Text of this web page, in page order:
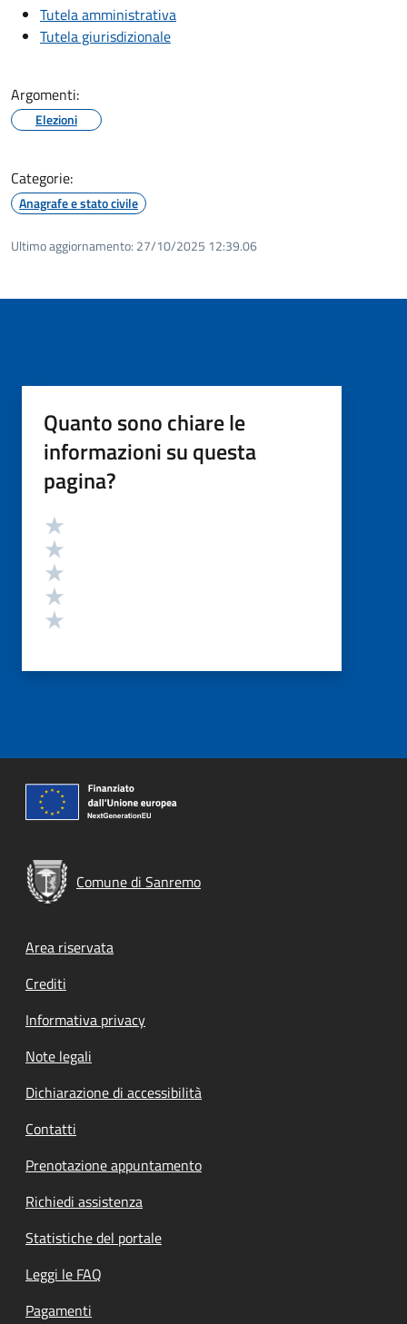
Tutela amministrativa
Tutela giurisdizionale
Argomenti:
Elezioni
Categorie:
Anagrafe e stato civile
Ultimo aggiornamento: 27/10/2025 12:39.06
Quanto sono chiare le
informazioni su questa
pagina?
Valutazione
Comune di Sanremo
Footer menu
Area riservata
Crediti
Informativa privacy
Note legali
Dichiarazione di accessibilità
Contatti
Prenotazione appuntamento
Richiedi assistenza
Statistiche del portale
Leggi le FAQ
Pagamenti